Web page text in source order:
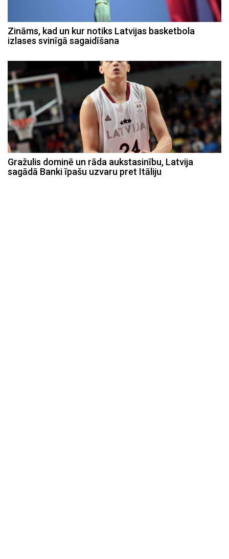
Zināms, kad un kur notiks Latvijas basketbola
izlases svinīgā sagaidīšana
Gražulis dominē un rāda aukstasinību, Latvija
sagādā Banki īpašu uzvaru pret Itāliju